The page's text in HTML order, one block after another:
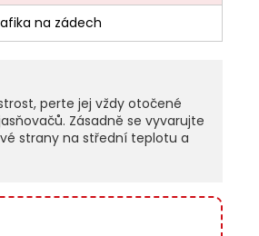
na zádech
perte jej vždy otočené
Zásadně se vyvarujte
strany na střední teplotu a